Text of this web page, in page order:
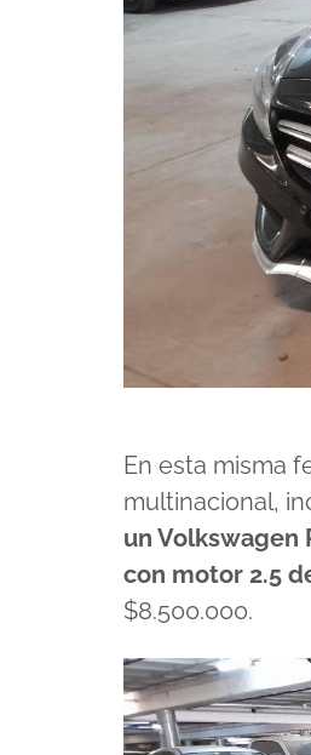
En esta misma
multinacional,
un Volkswagen
con motor 2.5
$8.500.000.